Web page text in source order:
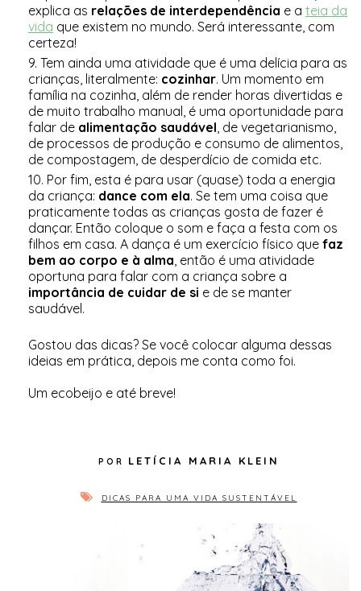
explica as relações de interdependência e a teia da
vida que existem no mundo. Será interessante, com
certeza!
Tem ainda uma atividade que é uma delícia para as
crianças, literalmente: cozinhar. Um momento em
família na cozinha, além de render horas divertidas e
de muito trabalho manual, é uma oportunidade para
falar de alimentação saudável, de vegetarianismo,
de processos de produção e consumo de alimentos,
de compostagem, de desperdício de comida etc.
Por fim, esta é para usar (quase) toda a energia
da criança: dance com ela. Se tem uma coisa que
praticamente todas as crianças gosta de fazer é
dançar. Então coloque o som e faça a festa com os
filhos em casa. A dança é um exercício físico que faz
bem ao corpo e à alma, então é uma atividade
oportuna para falar com a criança sobre a
importância de cuidar de si e de se manter
saudável.
Gostou das dicas? Se você colocar alguma dessas
ideias em prática, depois me conta como foi.
Um ecobeijo e até breve!
LETÍCIA MARIA KLEIN
DICAS PARA UMA VIDA SUSTENTÁVEL